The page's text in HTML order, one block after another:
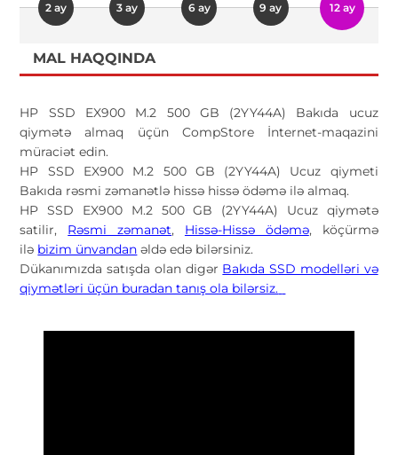
2 ay 3 ay 6 ay 9 ay 12 ay
MAL HAQQINDA
HP SSD EX900 M.2 500 GB (2YY44A) Bakıda ucuz
qiymətə almaq üçün CompStore İnternet-maqazini
müraciət edin.
HP SSD EX900 M.2 500 GB (2YY44A) Ucuz qiymeti
Bakıda rəsmi zəmanətlə hissə hissə ödəmə ilə almaq.
HP SSD EX900 M.2 500 GB (2YY44A) Ucuz qiymətə
satilir, Rəsmi zəmanət, Hissə-Hissə ödəmə, köçürmə
ilə bizim ünvandan əldə edə bilərsiniz.
Dükanımızda satışda olan digər Bakıda SSD modelləri və
qiymətləri üçün buradan tanış ola bilərsiz.